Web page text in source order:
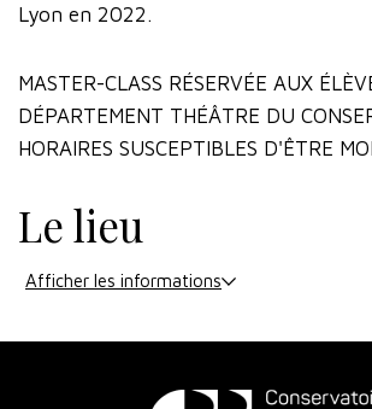
Lyon en 2022.
MASTER-CLASS RÉSERVÉE AUX
DÉPARTEMENT THÉÂTRE DU
HORAIRES SUSCEPTIBLES D'ÊTRE
Le lieu
Afficher les informations